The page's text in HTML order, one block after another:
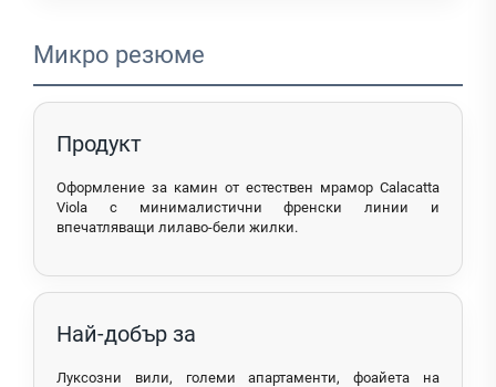
Микро резюме
Продукт
Оформление за камин от естествен мрамор Calacatta
Viola с минималистични френски линии и
впечатляващи лилаво-бели жилки.
Най-добър за
Луксозни вили, големи апартаменти, фоайета на